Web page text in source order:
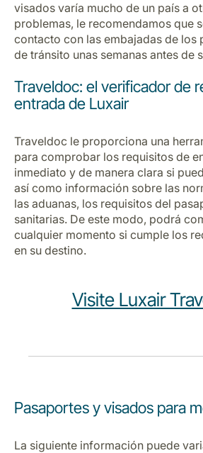
Carrera en Luxair
visados varía mucho de un país a
problemas, le recomendamos que
contacto con las embajadas de los
de tránsito unas semanas antes de
Traveldoc: el verificador de
entrada de Luxair
Traveldoc le proporciona una
para comprobar los requisitos de
inmediato y de manera clara si
así como información sobre las
las aduanas, los requisitos del
sanitarias. De este modo, podrá
cualquier momento si cumple los
en su destino.
Visite Luxair
Pasaportes y visados para
La siguiente información puede